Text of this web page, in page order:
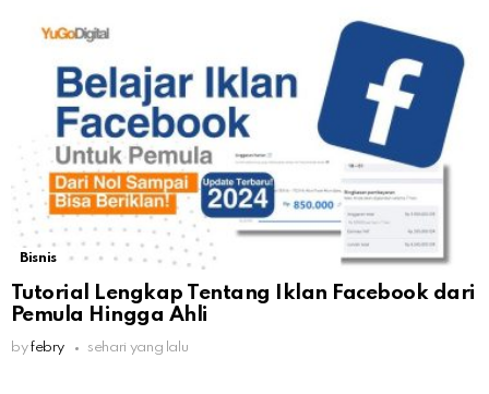
Bisnis
Tutorial Lengkap Tentang Iklan Facebook dari
Pemula Hingga Ahli
by febry sehari yang lalu